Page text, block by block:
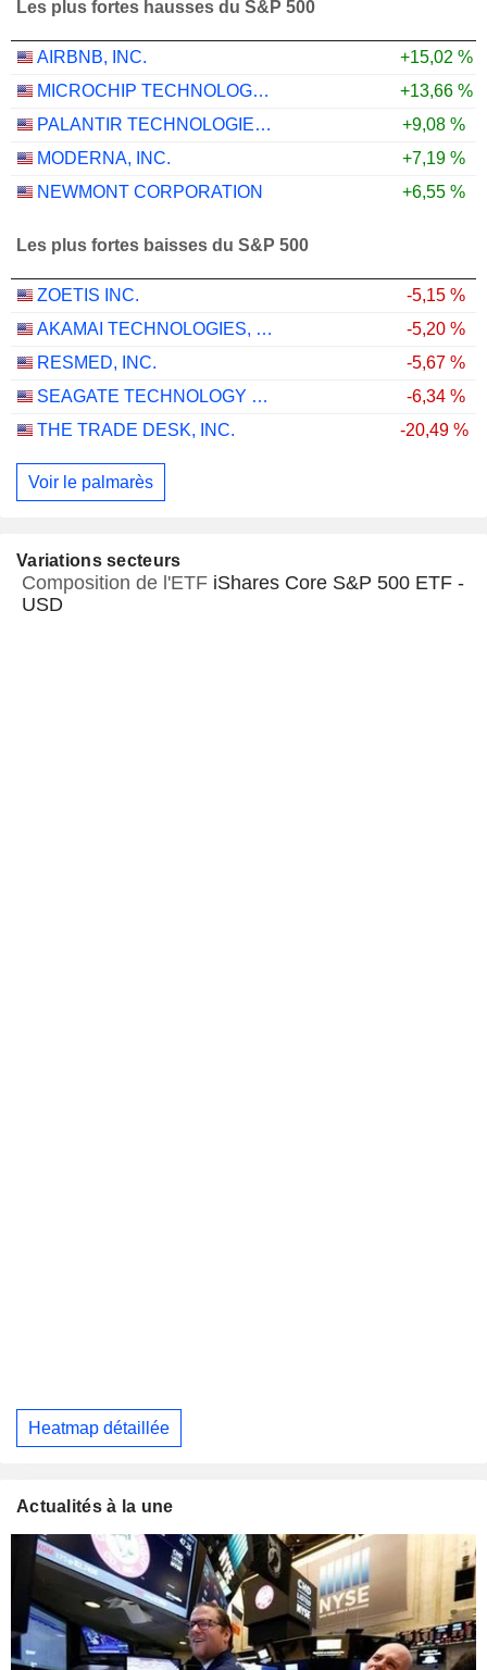
Les plus fortes hausses du S&P 500
AIRBNB, INC.
+15,02 %
MICROCHIP TECHNOLOGY INCORPORATED
+13,66 %
PALANTIR TECHNOLOGIES INC.
+9,08 %
MODERNA, INC.
+7,19 %
NEWMONT CORPORATION
+6,55 %
Les plus fortes baisses du S&P 500
ZOETIS INC.
-5,15 %
AKAMAI TECHNOLOGIES, INC.
-5,20 %
RESMED, INC.
-5,67 %
SEAGATE TECHNOLOGY HOLDINGS PLC
-6,34 %
THE TRADE DESK, INC.
-20,49 %
Voir le palmarès
Variations secteurs
Composition de l'ETF iShares Core S&P 500 ETF -
USD
Heatmap détaillée
Actualités à la une